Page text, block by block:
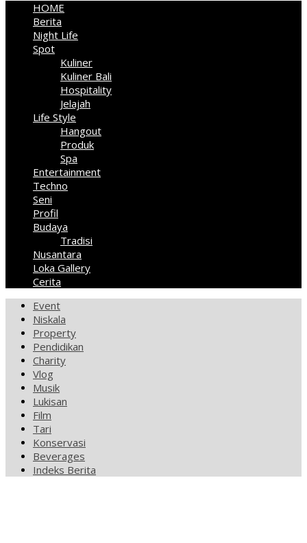
HOME
Berita
Night Life
Spot
Kuliner
Kuliner Bali
Hospitality
Jelajah
Life Style
Hangout
Produk
Spa
Entertainment
Techno
Seni
Profil
Budaya
Tradisi
Nusantara
Loka Gallery
Cerita
Event
Niskala
Property
Pendidikan
Charity
Vlog
Musik
Lukisan
Film
Tari
Konservasi
Beverages
Indeks Berita